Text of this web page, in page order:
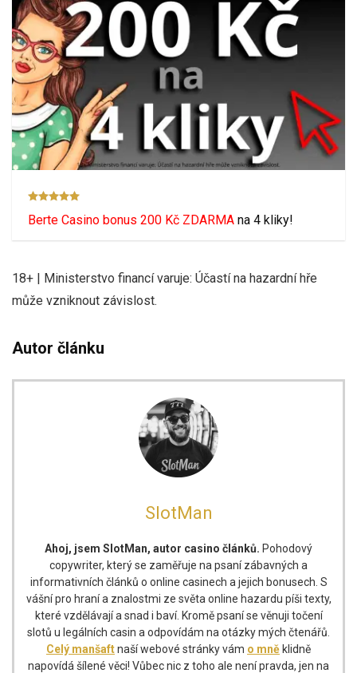
Berte Casino bonus 200 Kč ZDARMA na 4 kliky!
18+ | Ministerstvo financí varuje: Účastí na hazardní hře
může vzniknout závislost.
Autor článku
SlotMan
Ahoj, jsem SlotMan, autor casino článků. Pohodový
copywriter, který se zaměřuje na psaní zábavných a
informativních článků o online casinech a jejich bonusech. S
vášní pro hraní a znalostmi ze světa online hazardu píši texty,
které vzdělávají a snad i baví. Kromě psaní se věnuji točení
slotů u legálních casin a odpovídám na otázky mých čtenářů.
Celý manšaftnaší webové stránky vám o mně klidně
napovídá šílené věci! Vůbec nic z toho ale není pravda, jen na